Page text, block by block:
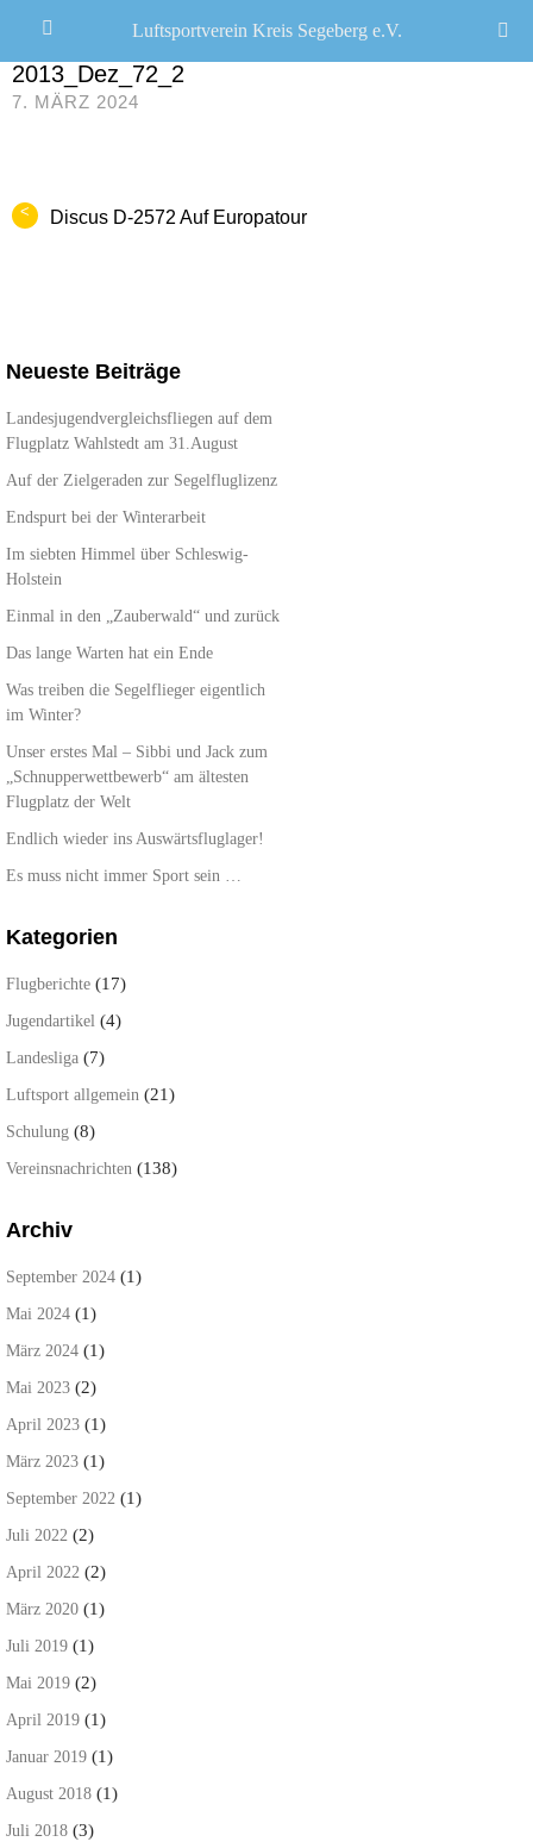
2013_Dez_72_2
7. MÄRZ 2024
< Discus D-2572 Auf Europatour
Neueste Beiträge
Landesjugendvergleichsfliegen auf dem
Flugplatz Wahlstedt am 31.August
Auf der Zielgeraden zur Segelfluglizenz
Endspurt bei der Winterarbeit
Im siebten Himmel über Schleswig-
Holstein
Einmal in den „Zauberwald“ und zurück
Das lange Warten hat ein Ende
Was treiben die Segelflieger eigentlich
im Winter?
Unser erstes Mal – Sibbi und Jack zum
„Schnupperwettbewerb“ am ältesten
Flugplatz der Welt
Endlich wieder ins Auswärtsfluglager!
Es muss nicht immer Sport sein …
Kategorien
Flugberichte (17)
Jugendartikel (4)
Landesliga (7)
Luftsport allgemein (21)
Schulung (8)
Vereinsnachrichten (138)
Archiv
September 2024 (1)
Mai 2024 (1)
März 2024 (1)
Mai 2023 (2)
April 2023 (1)
März 2023 (1)
September 2022 (1)
Juli 2022 (2)
April 2022 (2)
März 2020 (1)
Juli 2019 (1)
Mai 2019 (2)
April 2019 (1)
Januar 2019 (1)
August 2018 (1)
Juli 2018 (3)
Luftsportverein Kreis Segeberg e.V.